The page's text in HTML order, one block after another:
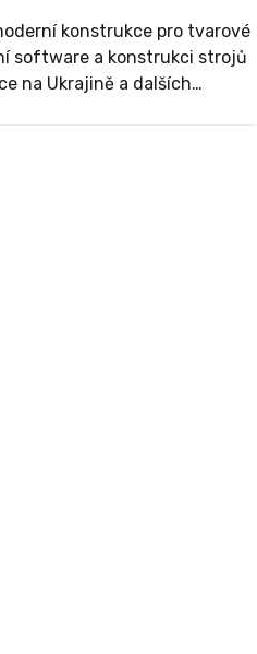
konstrukce pro tvarové
software a konstrukci strojů
na Ukrajině a dalších